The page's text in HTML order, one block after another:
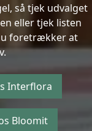
så tjek udvalget
eller tjek listen
foretrækker at
Interflora
Bloomit